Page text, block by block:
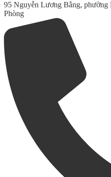
95 Nguyễn Lương Bằng,
Phòng